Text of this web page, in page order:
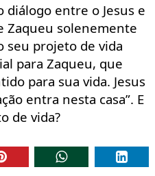
entre o Jesus e
Zaqueu solenemente
seu projeto de vida
para Zaqueu, que
para sua vida. Jesus
entra nesta casa”. E
de vida?